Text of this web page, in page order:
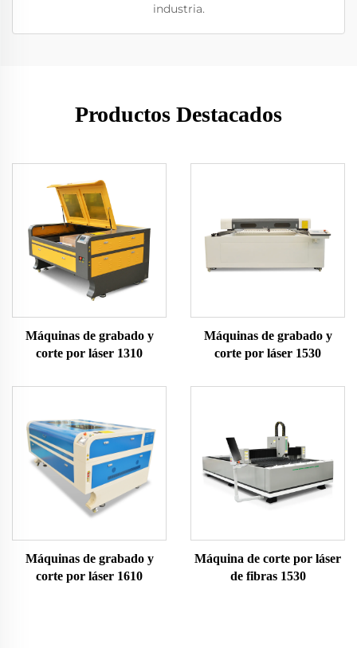
industria.
Productos Destacados
Máquinas de grabado y
corte por láser 1310
Máquinas de grabado y
corte por láser 1530
Máquinas de grabado y
corte por láser 1610
Máquina de corte por láser
de fibras 1530